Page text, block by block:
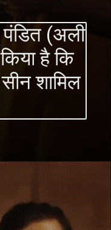
(अली
है कि
शामिल